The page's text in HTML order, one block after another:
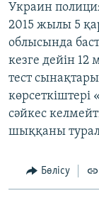
Украин
2015 жылы 5
облысында
кезге дейін
тест
көрсеткіштері
сәйкес
шыққаны
Бөлісу